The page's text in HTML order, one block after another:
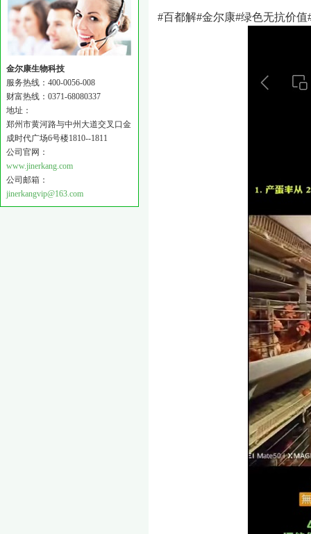
#百都解#金尔康#绿色无抗价值
金尔康生物科技
服务热线：400-0056-008
财富热线：0371-68080337
地址：
郑州市黄河路与中州大道交叉口金
成时代广场6号楼1810--1811
公司官网：
www.jinerkang.com
公司邮箱：
jinerkangvip@163.com